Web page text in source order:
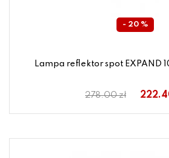
- 20 %
Lampa reflektor spot EXPAND
278.00 zł